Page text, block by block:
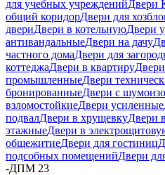
для учебных учрежденийДвери
общий коридорДвери для
двериДвери в котельнуюДвери
антивандальныеДвери на дачу
частного домаДвери для
коттеджаДвери в квартиру
промышленныеДвери
бронированныеДвери с
взломостойкиеДвери усиленные
подвалДвери в хрущевкуДвери
этажныеДвери в
общежитиеДвери для гостиниц
подсобных помещенийДвери
-ДПМ 23